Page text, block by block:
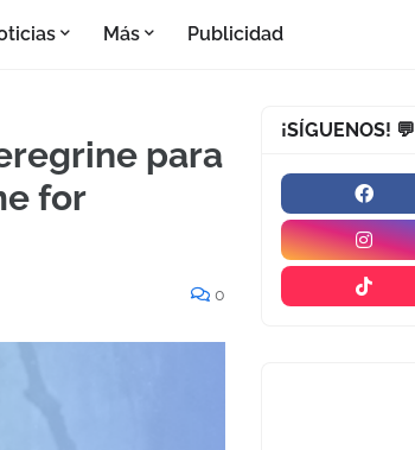
Más Publicidad
para
for
0
¡SÍGUENOS! 💬